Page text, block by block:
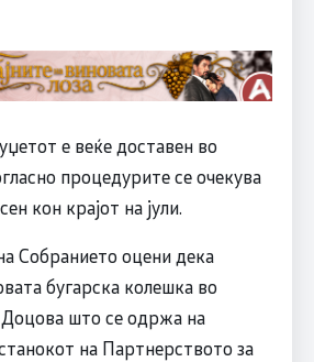
е веќе доставен во
процедурите се очекува
кон крајот на јули.
Собранието оцени дека
бугарска колешка во
што се одржа на
на Партнерството за